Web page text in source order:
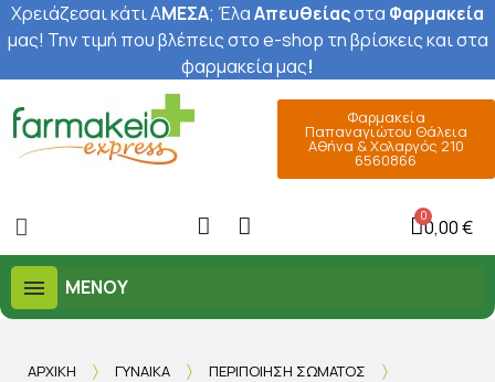
Χρειάζεσαι κάτι ΑΜΕΣΑ; ΈλαΑπευθείαςστα Φαρμακεία
μας! Την τιμή που βλέπεις στο e-shop τη βρίσκεις και στα
φαρμακεία μας!
Φαρμακεία
Παπαναγιώτου Θάλεια
Αθήνα & Χολαργός 210
6560866
0,00 €
ΜΕΝΟΎ
ΑΡΧΙΚΉ ΓΥΝΑΊΚΑ
ΠΕΡΙΠΟΊΗΣΗ ΣΏΜΑΤΟΣ